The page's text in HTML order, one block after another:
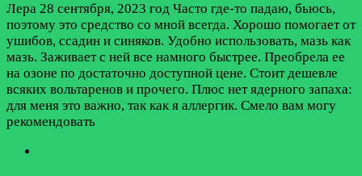
Лера 28 сентября, 2023 год Часто где-то падаю, бьюсь,
поэтому это средство со мной всегда. Хорошо помогает от
ушибов, ссадин и синяков. Удобно использовать, мазь как
мазь. Заживает с ней все намного быстрее. Преобрела ее
на озоне по достаточно доступной цене. Стоит дешевле
всяких вольтаренов и прочего. Плюс нет ядерного запаха:
для меня это важно, так как я аллергик. Смело вам могу
рекомендовать